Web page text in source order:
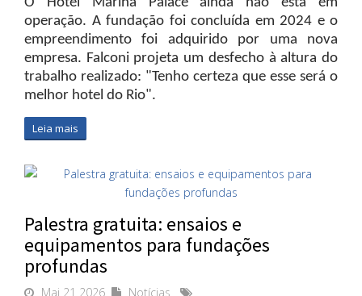
operação. A fundação foi concluída em 2024 e o
empreendimento foi adquirido por uma nova
empresa. Falconi projeta um desfecho à altura do
trabalho realizado: "Tenho certeza que esse será o
melhor hotel do Rio".
Leia mais
Palestra gratuita: ensaios e
equipamentos para fundações
profundas
Mai 21 2026 Notícias